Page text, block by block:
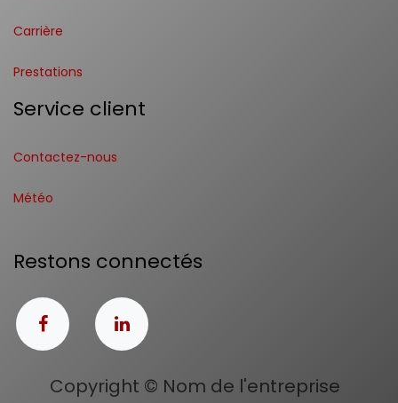
Carrière
Prestations
Service client
Contactez-nous
Météo
Restons connectés
Copyright © Nom de l'entreprise